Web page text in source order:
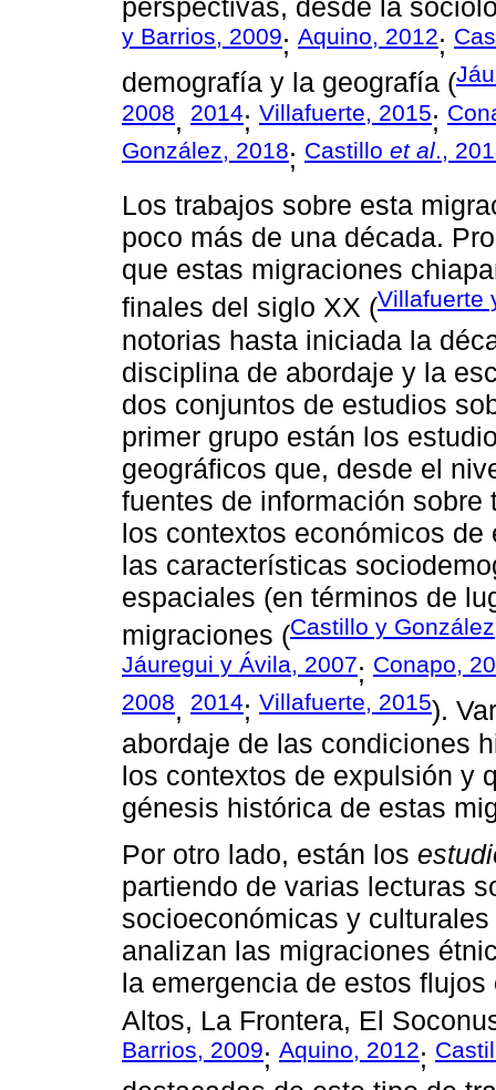
perspectivas, desde la
y Barrios, 2009; Aquino, 2012;
demografía y la geografía (
2008, 2014; Villafuerte, 2015;
González, 2018; Castillo et al.,
Los trabajos sobre esta
poco más de una década.
que estas migraciones
finales del siglo XX (Villafuerte
notorias hasta iniciada la
disciplina de abordaje y la
dos conjuntos de estudios
primer grupo están los
geográficos que, desde el
fuentes de información
los contextos económicos
las características
espaciales (en términos de
migraciones (Castillo y
Jáuregui y Ávila, 2007; Conapo,
2008, 2014; Villafuerte, 2015).
abordaje de las condiciones
los contextos de expulsión y
génesis histórica de estas
Por otro lado, están los
partiendo de varias lecturas
socioeconómicas y
analizan las migraciones
la emergencia de estos
Altos, La Frontera, El
Barrios, 2009; Aquino, 2012;